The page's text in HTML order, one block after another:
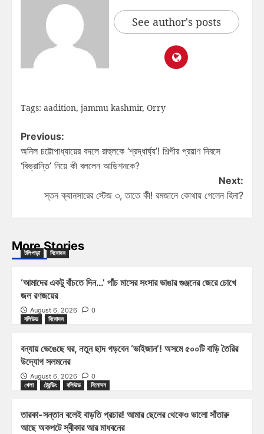
See author's posts
Tags: aadition, jammu kashmir, Orry
Previous:
অনিল চট্টোপাধ্যায়ের বদলে রাহুলকে ‘শ্রদ্ধার্ঘ্য’! শিল্পীর প্রয়াণ দিবসে
‘বিভ্রান্তি’ নিয়ে কী বললেন আডিশনকে?
Next:
স্তন ক্যানসারের স্টেজ ৩, তাতে কী! রমজানে কোথায় গেলেন হিনা?
More Stories
টলিপাড়া বিনোদন
‘আমাদের একটু বাঁচতে দিন…’ পাঁচ মাসের সংসার ভাঙার গুঞ্জনের জেরে চোখে
জল রণজয়ের
August 6, 2026
0
বলিউড
বিনোদন
বন্যায় ভেঙেছে ঘর, নতুন ছাদ গড়বেন ‘ভাইজান’! অসমে ৫০০টি বাড়ি তৈরির
উদ্যোগ সলমনের
August 6, 2026
0
খেলা
ট্রেন্ডিং বলিউড বিনোদন
তারকা-সন্তান বলেই বাড়তি প্রচার! আমার ছেলের থেকেও ভালো সাঁতারু
আছে অকপটে স্বীকার আর মাধবনের